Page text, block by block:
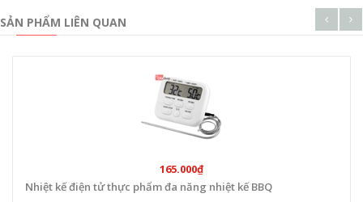
SẢN PHẨM LIÊN QUAN
165.000₫
Nhiệt kế điện tử thực phẩm đa năng nhiệt kế BBQ